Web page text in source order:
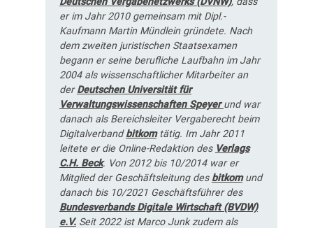
er im Jahr 2010 gemeinsam mit Dipl.-
Kaufmann Martin Mündlein gründete. Nach
dem zweiten juristischen Staatsexamen
begann er seine berufliche Laufbahn im Jahr
2004 als wissenschaftlicher Mitarbeiter an
derDeutschen Universität für
Verwaltungswissenschaften Speyerund war
danach als Bereichsleiter Vergaberecht beim
Digitalverbandbitkomtätig. Im Jahr 2011
leitete er die Online-Redaktion des Verlags
C.H. Beck. Von 2012 bis 10/2014 war er
Mitglied der Geschäftsleitung des bitkomund
danach bis 10/2021 Geschäftsführer des
Bundesverbands Digitale Wirtschaft (BVDW)
e.V.Seit 2022 ist Marco Junk zudem als